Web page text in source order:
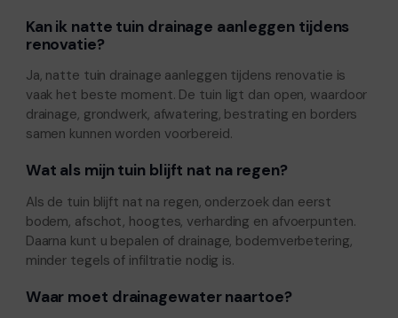
Kan ik natte tuin drainage aanleggen tijdens
renovatie?
Ja, natte tuin drainage aanleggen tijdens renovatie is
vaak het beste moment. De tuin ligt dan open, waardoor
drainage, grondwerk, afwatering, bestrating en borders
samen kunnen worden voorbereid.
Wat als mijn tuin blijft nat na regen?
Als de tuin blijft nat na regen, onderzoek dan eerst
bodem, afschot, hoogtes, verharding en afvoerpunten.
Daarna kunt u bepalen of drainage, bodemverbetering,
minder tegels of infiltratie nodig is.
Waar moet drainagewater naartoe?